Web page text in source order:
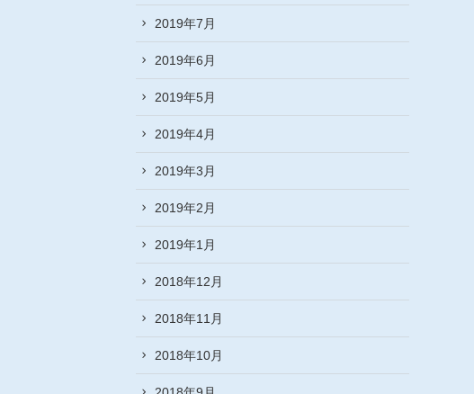
2019年7月
2019年6月
2019年5月
2019年4月
2019年3月
2019年2月
2019年1月
2018年12月
2018年11月
2018年10月